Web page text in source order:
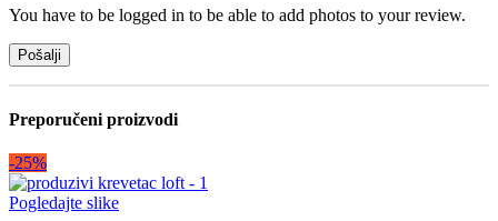
You have to be logged in to be able to add photos to your review.
Preporučeni proizvodi
-25%
Pogledajte slike